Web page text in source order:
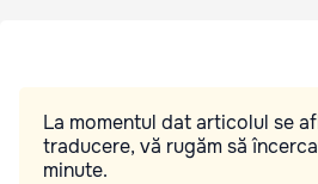
La momentul dat articolul se
traducere, vă rugăm să
minute.